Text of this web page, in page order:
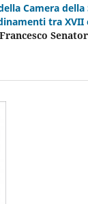
Camera della
tra XVII